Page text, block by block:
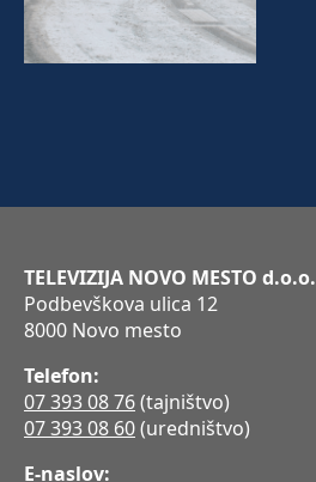
TELEVIZIJA NOVO MESTO d.o.o.
Podbevškova ulica 12
8000 Novo mesto
Telefon:
07 393 08 76(tajništvo)
07 393 08 60(uredništvo)
E-naslov: